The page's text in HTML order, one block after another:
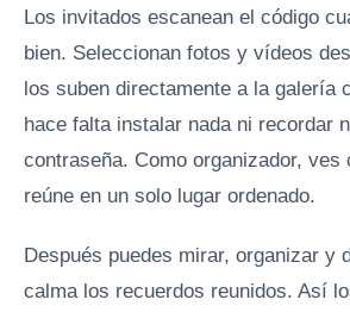
Los invitados escanean el código
bien. Seleccionan fotos y vídeos
los suben directamente a la galería
hace falta instalar nada ni recordar
contraseña. Como organizador, ves
reúne en un solo lugar ordenado.
Después puedes mirar, organizar y
calma los recuerdos reunidos. Así